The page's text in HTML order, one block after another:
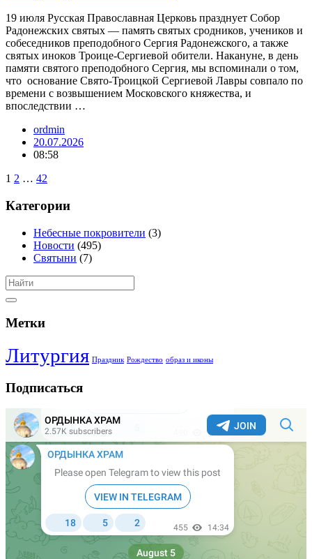
19 июля Русская Православная Церковь празднует Собор
Радонежских святых — память святых сродников, учеников и
собеседников преподобного Сергия Радонежского, а также
святых иноков Троице-Сергиевой обители. Накануне, в день
памяти святого преподобного Сергия, мы вспоминали о том,
что основание Свято-Троицкой Сергиевой Лавры совпало по
времени с возвышением Московского княжества, и
впоследствии …
ordmin
20.07.2026
08:58
1 2 … 42
Категории
Небесные покровители (3)
Новости (495)
Святыни (7)
Метки
Литургия Праздник Рождество образ и иконы
Подписаться